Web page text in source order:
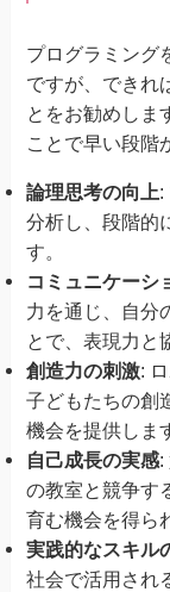
プログラミング
ですが、できれ
とをお勧めしま
ことで早い段階
論理思考の向上:
分析し、段階的
す。
コミュニケーシ
力を通じ、自分
とで、表現力と
創造力の刺激:
子どもたちの創
機会を提供しま
自己成長の実感:
の教室と競争す
育む機会を得ら
実践的なスキル
社会で活用され